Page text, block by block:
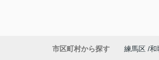
市区町村から探す 練馬区 和